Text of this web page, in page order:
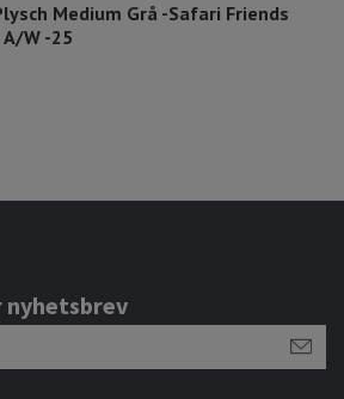
Medium Grå -Safari Friends
W -25
nyhetsbrev